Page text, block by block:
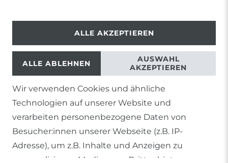
© Copyright 2026 | Alle Rechte vorbehalten.
1) Gilt nicht für Sendungen mit Futterinsekten,
Lebendpflanzen, Frostfutter oder lebende Tiere, sowie
Lieferungen per Spedition
2) gilt für sofort lieferbare Artikel und Produkte die keine
gesonderte Versandregelung besitzen.
Wir verwenden Cookies und ähnliche
Technologien auf unserer Website und
verarbeiten personenbezogene Daten von
Besucher:innen unserer Webseite (z.B. IP-
Adresse), um z.B. Inhalte und Anzeigen zu
personalisieren, Medien von Drittanbietern
ALLE AKZEPTIEREN
ALLE ABLEHNEN
AUSWAHL
AKZEPTIEREN